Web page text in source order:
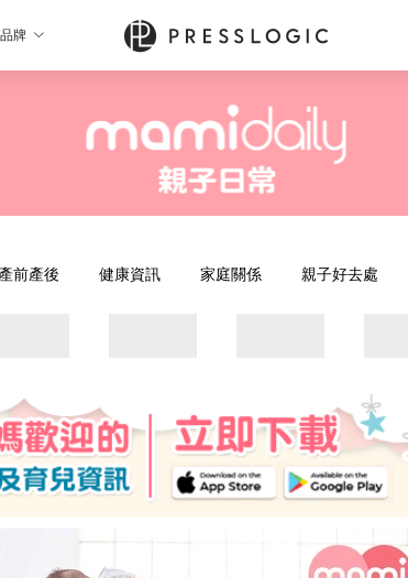
牌
產前產後 健康資訊 家庭關係 親子好去處